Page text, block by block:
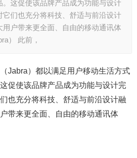
这促使该品牌产品成为功能与设计
它们也充分将科技、舒适与前沿设计
户带来更全面、自由的移动通讯体
） 此前，
Jabra）都以满足用户移动生活方式
促使该品牌产品成为功能与设计完
也充分将科技、舒适与前沿设计融
带来更全面、自由的移动通讯体